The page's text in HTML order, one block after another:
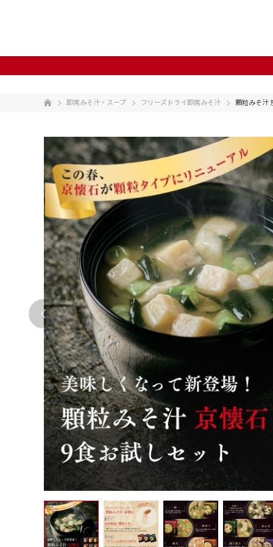
即席みそ汁・スープ フリーズドライ即席みそ汁 顆粒みそ汁